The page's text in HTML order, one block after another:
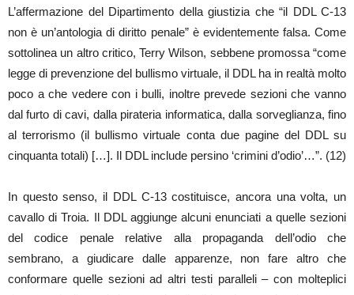
L’affermazione del Dipartimento della giustizia che “il DDL C-13
non è un’antologia di diritto penale” è evidentemente falsa. Come
sottolinea un altro critico, Terry Wilson, sebbene promossa “come
legge di prevenzione del bullismo virtuale, il DDL ha in realtà molto
poco a che vedere con i bulli, inoltre prevede sezioni che vanno
dal furto di cavi, dalla pirateria informatica, dalla sorveglianza, fino
al terrorismo (il bullismo virtuale conta due pagine del DDL su
cinquanta totali) […]. Il DDL include persino ‘crimini d’odio’…”. (12)
In questo senso, il DDL C-13 costituisce, ancora una volta, un
cavallo di Troia. Il DDL aggiunge alcuni enunciati a quelle sezioni
del codice penale relative alla propaganda dell’odio che
sembrano, a giudicare dalle apparenze, non fare altro che
conformare quelle sezioni ad altri testi paralleli – con molteplici